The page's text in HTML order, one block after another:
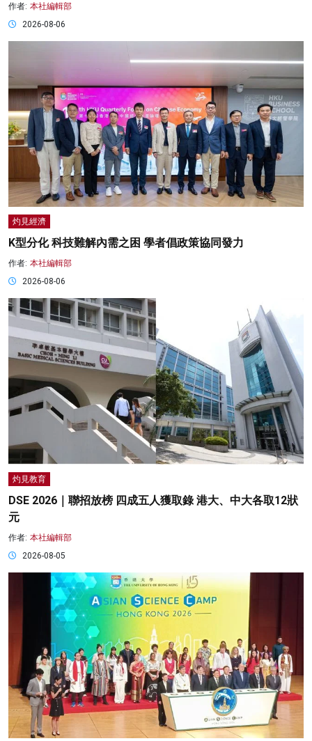
作者: 本社編輯部
2026-08-06
灼見經濟
K型分化 科技難解內需之困 學者倡政策協同發力
作者: 本社編輯部
2026-08-06
灼見教育
DSE 2026｜聯招放榜 四成五人獲取錄 港大、中大各取12狀
元
作者: 本社編輯部
2026-08-05